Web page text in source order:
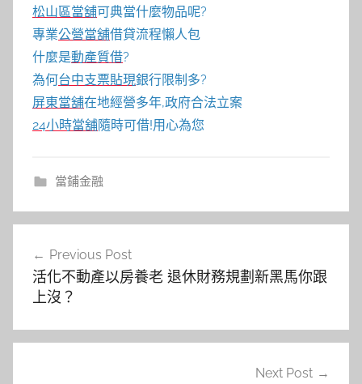
松山區當舖可典當什麼物品呢?
專業公營當舖借貸流程懶人包
什麼是動產質借?
為何台中支票貼現銀行限制多?
屏東當舖在地經營多年,政府合法立案
24小時當舖隨時可借!用心為您
當鋪金融
覽
Previous Post
活化不動產以房養老 退休財務規劃新黑馬你跟
上沒？
Next Post